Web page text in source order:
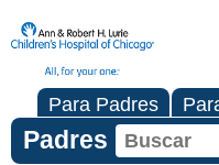
Para Padres
Padres